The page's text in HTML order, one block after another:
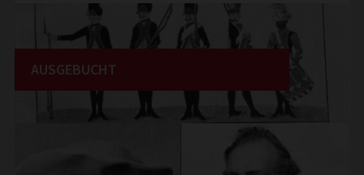
AUSGEBUCHT